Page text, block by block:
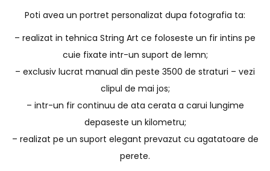
Poti avea un portret personalizat dupa fotografia ta:
– realizat in tehnica String Art ce foloseste un fir intins pe
cuie fixate intr-un suport de lemn;
– exclusiv lucrat manual din peste 3500 de straturi – vezi
clipul de mai jos;
– intr-un fir continuu de ata cerata a carui lungime
depaseste un kilometru;
– realizat pe un suport elegant prevazut cu agatatoare de
perete.